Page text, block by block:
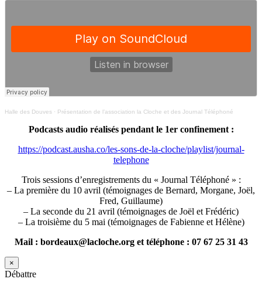
Halle des Douves · Présentation de l’association la Cloche et des Journal Téléphoné
Podcasts audio réalisés pendant le 1er confinement :
https://podcast.ausha.co/les-sons-de-la-cloche/playlist/journal-
telephone
Trois sessions d’enregistrements du « Journal Téléphoné » :
– La première du 10 avril (témoignages de Bernard, Morgane, Joël,
Fred, Guillaume)
– La seconde du 21 avril (témoignages de Joël et Frédéric)
– La troisième du 5 mai (témoignages de Fabienne et Hélène)
Mail : bordeaux@lacloche.org et téléphone : 07 67 25 31 43
×
Débattre